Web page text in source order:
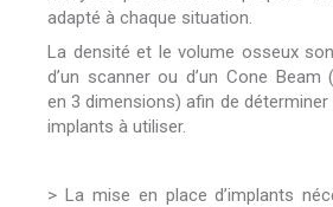
adapté à chaque situation.
La densité et le volume osseux
d’un scanner ou d’un Cone Beam
en 3 dimensions) afin de
implants à utiliser.
> La mise en place d’implants